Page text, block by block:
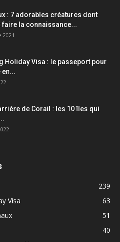
: 7 adorables créatures dont
faire la connaissance...
Holiday Visa : le passeport pour
en...
de Corail : les 10 îles qui
239
Visa
63
51
40